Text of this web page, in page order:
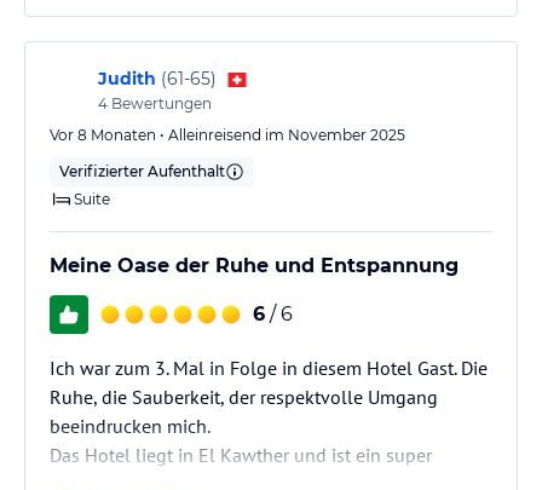
Judith (61-65)
4 Bewertungen
Vor 8 Monaten • Alleinreisend im November 2025
Verifizierter Aufenthalt
Suite
Meine Oase der Ruhe und Entspannung
6 / 6
Ich war zum 3. Mal in Folge in diesem Hotel Gast. Die
Ruhe, die Sauberkeit, der respektvolle Umgang
beeindrucken mich.
Das Hotel liegt in El Kawther und ist ein super